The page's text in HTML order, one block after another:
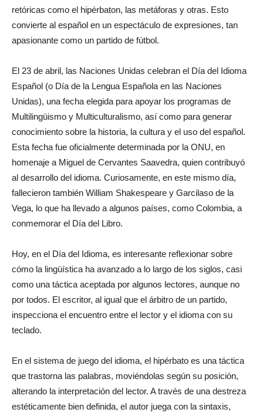
retóricas como el hipérbaton, las metáforas y otras. Esto
convierte al español en un espectáculo de expresiones, tan
apasionante como un partido de fútbol.
El 23 de abril, las Naciones Unidas celebran el Día del Idioma
Español (o Día de la Lengua Española en las Naciones
Unidas), una fecha elegida para apoyar los programas de
Multilingüismo y Multiculturalismo, así como para generar
conocimiento sobre la historia, la cultura y el uso del español.
Esta fecha fue oficialmente determinada por la ONU, en
homenaje a Miguel de Cervantes Saavedra, quien contribuyó
al desarrollo del idioma. Curiosamente, en este mismo día,
fallecieron también William Shakespeare y Garcilaso de la
Vega, lo que ha llevado a algunos países, como Colombia, a
conmemorar el Día del Libro.
Hoy, en el Día del Idioma, es interesante reflexionar sobre
cómo la lingüística ha avanzado a lo largo de los siglos, casi
como una táctica aceptada por algunos lectores, aunque no
por todos. El escritor, al igual que el árbitro de un partido,
inspecciona el encuentro entre el lector y el idioma con su
teclado.
En el sistema de juego del idioma, el hipérbato es una táctica
que trastorna las palabras, moviéndolas según su posición,
alterando la interpretación del lector. A través de una destreza
estéticamente bien definida, el autor juega con la sintaxis,